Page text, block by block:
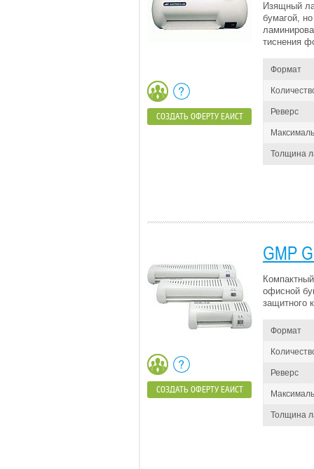
Изящный
бумагой,
тиснения
Формат
Реверс
Толщина
СОЗДАТЬ ОФЕРТУ ЕАИСТ
GMP
офисной
защитного
Формат
Реверс
Толщина
СОЗДАТЬ ОФЕРТУ ЕАИСТ